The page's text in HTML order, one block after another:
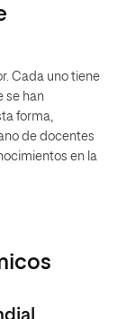
Cada uno tiene
se han
forma,
de docentes
en la